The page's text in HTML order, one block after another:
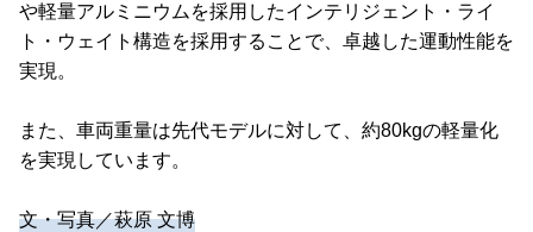
や軽量アルミニウムを採用したインテリジェント・ライ
ト・ウェイト構造を採用することで、卓越した運動性能を
実現。
また、車両重量は先代モデルに対して、約80kgの軽量化
を実現しています。
文・写真／萩原 文博